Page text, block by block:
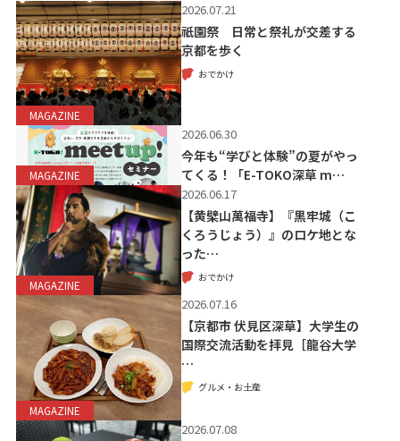
MAGAZINE
2026.07.21
祇園祭 日常と祭礼が交差する
京都を歩く
おでかけ
MAGAZINE
2026.06.30
今年も“学びと体験”の夏がやっ
てくる！「E-TOKO深草 m…
MAGAZINE
2026.06.17
【黄檗山萬福寺】『黒牢城（こ
くろうじょう）』のロケ地とな
った…
おでかけ
MAGAZINE
2026.07.16
【京都市 伏見区深草】大学生の
国際交流活動を拝見［龍谷大学
…
グルメ・お土産
2026.07.08